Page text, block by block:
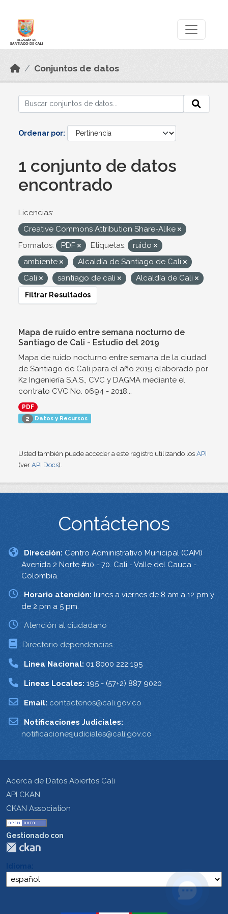
Conjuntos de datos
Ordenar por
1 conjunto de datos
encontrado
Licencias:
Creative Commons Attribution Share-Alike
Formatos:
PDF Etiquetas:
ruido
ambiente
Alcaldía de Santiago de Cali
Cali
santiago de cali Alcaldía de Cali
Filtrar Resultados
Mapa de ruido entre semana nocturno de
Santiago de Cali - Estudio del 2019
Mapa de ruido nocturno entre semana de la ciudad
de Santiago de Cali para el año 2019 elaborado por
K2 Ingeniería S.A.S., CVC y DAGMA mediante el
contrato CVC No. 0694 - 2018...
PDF
2 Datos y Recursos
Usted también puede acceder a este registro utilizando los API
(ver API Docs).
Contáctenos
Dirección: Centro Administrativo Municipal (CAM)
Avenida 2 Norte #10 - 70. Cali - Valle del Cauca -
Colombia.
Horario atención: lunes a viernes de 8 am a 12 pm y
de 2 pm a 5 pm.
Atención al ciudadano
Directorio dependencias
Linea Nacional: 01 8000 222 195
Lineas Locales: 195 - (57+2) 887 9020
Email: contactenos@cali.gov.co
Notificaciones Judiciales:
notificacionesjudiciales@cali.gov.co
Acerca de Datos Abiertos Cali
API CKAN
CKAN Association
Gestionado con